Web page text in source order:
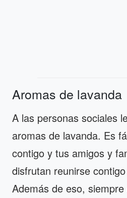
Aromas de lavanda
A las personas sociales
aromas de lavanda. Es
contigo y tus amigos y
disfrutan reunirse
Además de eso,